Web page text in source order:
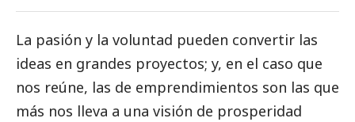
La pasión y la voluntad pueden convertir las
ideas en grandes proyectos; y, en el caso que
nos reúne, las de emprendimientos son las que
más nos lleva a una visión de prosperidad